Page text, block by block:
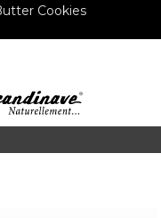
Cookies